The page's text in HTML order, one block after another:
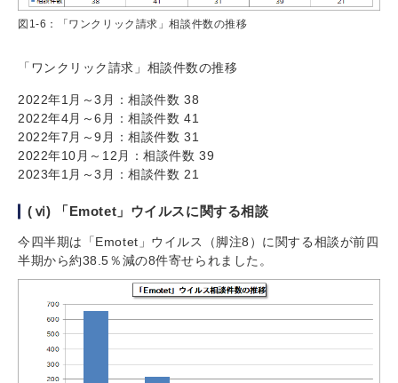
図1-6：「ワンクリック請求」相談件数の推移
「ワンクリック請求」相談件数の推移
2022年1月～3月：相談件数 38
2022年4月～6月：相談件数 41
2022年7月～9月：相談件数 31
2022年10月～12月：相談件数 39
2023年1月～3月：相談件数 21
(ⅵ) 「Emotet」ウイルスに関する相談
今四半期は「Emotet」ウイルス（脚注8）に関する相談が前四
半期から約38.5％減の8件寄せられました。